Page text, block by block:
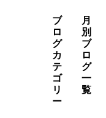
ブ
ロ
グ
カ
テ
ゴ
リ
ー
月
別
ブ
ロ
グ
一
覧